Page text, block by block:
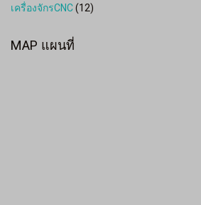
เครื่องจักรCNC(12)
MAP แผนที่